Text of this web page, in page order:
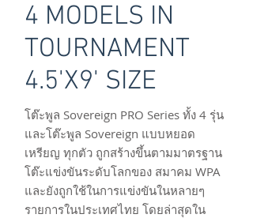
4 MODELS IN
TOURNAMENT
4.5'X9' SIZE
โต๊ะพูล Sovereign PRO Series ทั้ง 4 รุ่น
และโต๊ะพูล Sovereign แบบหยอด
เหรียญ ทุกตัว ถูกสร้างขึ้นตามมาตรฐาน
โต๊ะแข่งขันระดับโลกของ สมาคม WPA
และยังถูกใช้ในการแข่งขันในหลายๆ
รายการในประเทศไทย โดยล่าสุดใน